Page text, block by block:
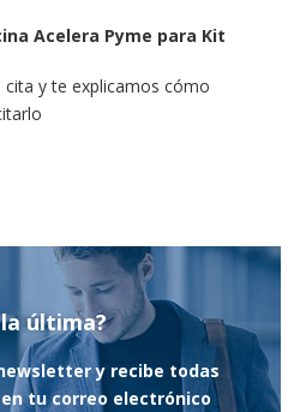
Acelera Pyme para Kit
cita y te explicamos cómo
última?
y recibe todas
tu correo electrónico